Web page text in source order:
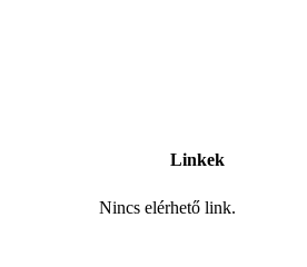
Linkek
Nincs elérhető link.